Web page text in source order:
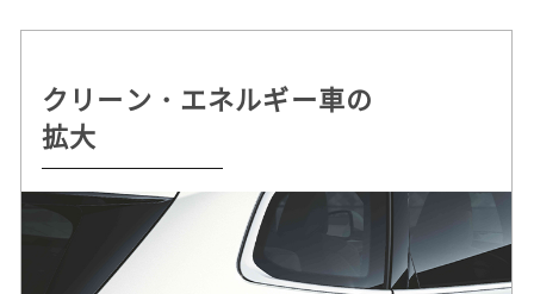
クリーン・エネルギー車の
拡大
持続可能な
クルマづくりを追求
自動運転 /
デジタル・サービスの革新
ドライビング・プレジャー
へのこだわり